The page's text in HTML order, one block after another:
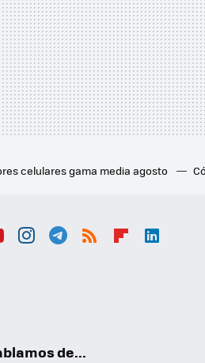
celulares gama media agosto
de...